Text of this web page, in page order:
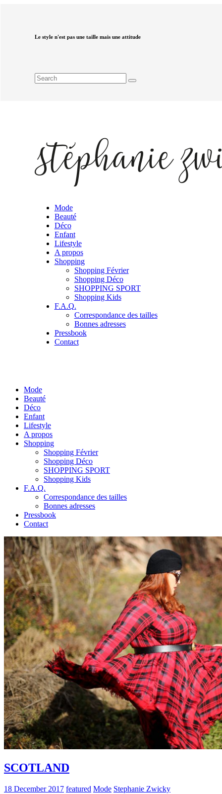
Le style n'est pas une taille mais une attitude
Mode
Beauté
Déco
Enfant
Lifestyle
A propos
Shopping
Shopping Février
Shopping Déco
SHOPPING SPORT
Shopping Kids
F.A.Q.
Correspondance des tailles
Bonnes adresses
Pressbook
Contact
Mode
Beauté
Déco
Enfant
Lifestyle
A propos
Shopping
Shopping Février
Shopping Déco
SHOPPING SPORT
Shopping Kids
F.A.Q.
Correspondance des tailles
Bonnes adresses
Pressbook
Contact
SCOTLAND
18 December 2017 featured Mode Stephanie Zwicky